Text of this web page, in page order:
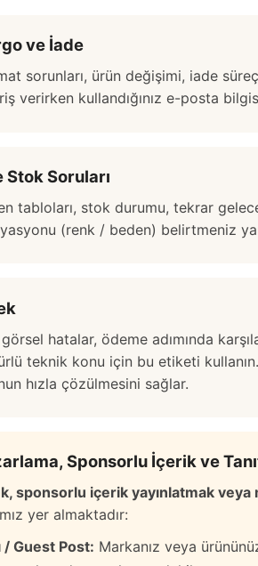
ve İade
sorunları, ürün değişimi, iade
verirken kullandığınız e-posta
Stok Soruları
tabloları, stok durumu, tekrar
(renk / beden) belirtmeniz
hatalar, ödeme adımında
teknik konu için bu etiketi
hızla çözülmesini sağlar.
Sponsorlu İçerik ve
içerik yayınlatmak veya
yer almaktadır:
/ Guest Post: Markanız veya